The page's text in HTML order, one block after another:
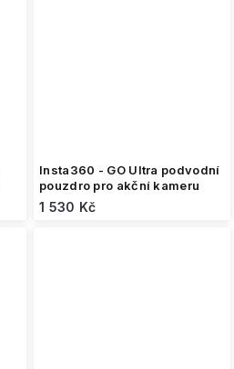
Insta360 - GO Ultra podvodní
pouzdro pro akční kameru
1 530 Kč